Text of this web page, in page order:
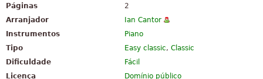
Páginas
2
Arranjador
Ian Cantor
Instrumentos
Piano
Tipo
Easy classic,Classic
Dificuldade
Fácil
Licença
Domínio público